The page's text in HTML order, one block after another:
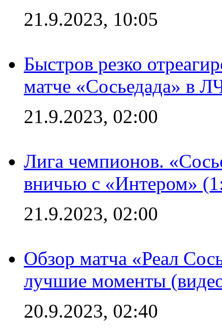
21.9.2023, 10:05
Быстров резко
матче «Сосьедада» в
21.9.2023, 02:00
Лига чемпионов.
вничью с «Интером»
21.9.2023, 02:00
Обзор матча «Реал
лучшие моменты
20.9.2023, 02:40